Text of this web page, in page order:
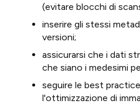
(evitare blocchi di
inserire gli stessi
versioni;
assicurarsi che i dati
che siano i medesimi
seguire le best
l'ottimizzazione di